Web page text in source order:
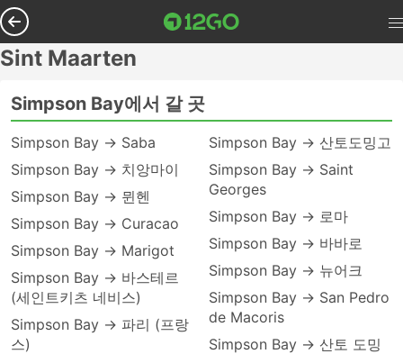
Sint Maarten
Simpson Bay에서 갈 곳
Simpson Bay → Saba
Simpson Bay → 치앙마이
Simpson Bay → 뮌헨
Simpson Bay → Curacao
Simpson Bay → Marigot
Simpson Bay → 바스테르
(세인트키츠 네비스)
Simpson Bay → 파리 (프랑
스)
Simpson Bay → 산토도밍고
Simpson Bay → Saint
Georges
Simpson Bay → 로마
Simpson Bay → 바바로
Simpson Bay → 뉴어크
Simpson Bay → San Pedro
de Macoris
Simpson Bay → 산토 도밍